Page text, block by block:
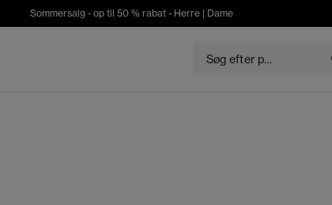
Sommersalg - op til 50 % rabat - Herre| Dame